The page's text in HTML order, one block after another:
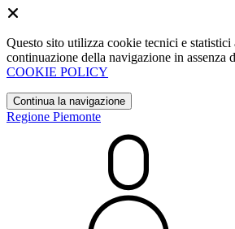
Questo sito utilizza cookie tecnici e
continuazione della navigazione in
COOKIE POLICY
Continua la navigazione
Regione Piemonte